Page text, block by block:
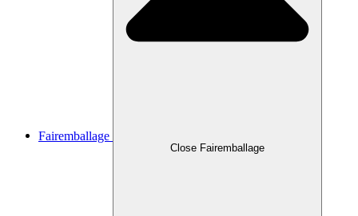
Fairemballage
Close Fairemballage